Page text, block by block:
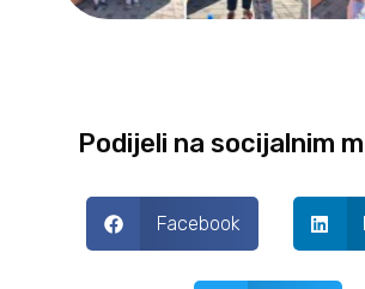
Podijeli na socijalnim
Facebook